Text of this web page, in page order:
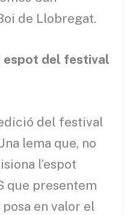
de Llobregat.
espot del festival
del festival
lema que, no
l’espot
que presentem
en valor el